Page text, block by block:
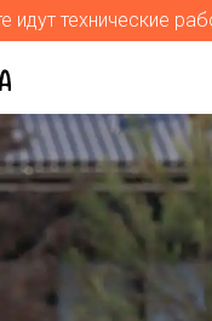
идут технические